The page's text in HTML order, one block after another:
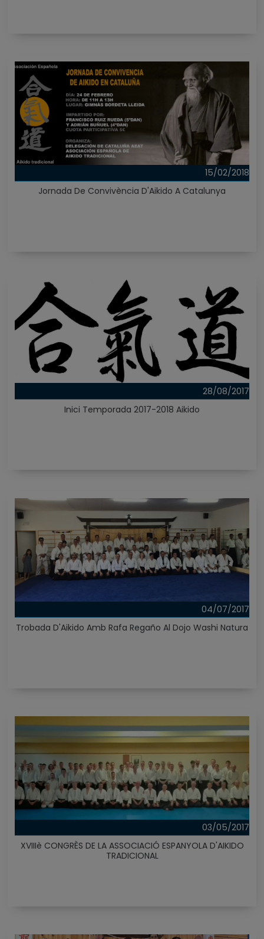
15/02/2018
Jornada De Convivència D'Aikido A Catalunya
28/08/2017
Inici Temporada 2017-2018 Aikido
04/07/2017
Trobada D'Aikido Amb Rafa Regaño Al Dojo Washi Natura
03/05/2017
XVIIIè CONGRÈS DE LA ASSOCIACIÓ ESPANYOLA D'AIKIDO
TRADICIONAL